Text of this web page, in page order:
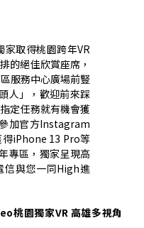
家取得桃園跨年VR
的絕佳欣賞座席，
服務中心廣場前豎
人」，歡迎前來踩
定任務就有機會獲
加官方Instagram
得iPhone 13 Pro等
專區，獨家呈現高
信與您一同High進
桃園獨家VR 高雄多視角